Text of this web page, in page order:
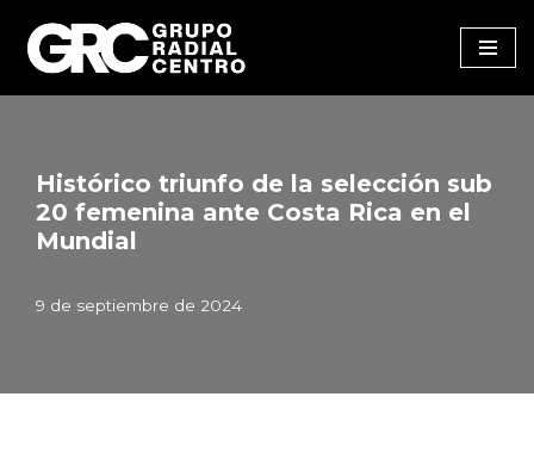
Saltar
al
Histórico triunfo de la selección sub
20 femenina ante Costa Rica en el
Mundial
9 de septiembre de 2024